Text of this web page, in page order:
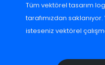
Tüm vektörel tasarım
tarafımızdan
isteseniz vektörel